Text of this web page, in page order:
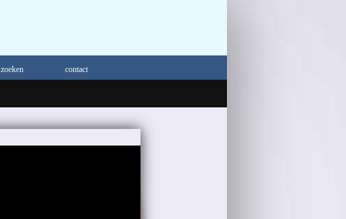
zoeken contact